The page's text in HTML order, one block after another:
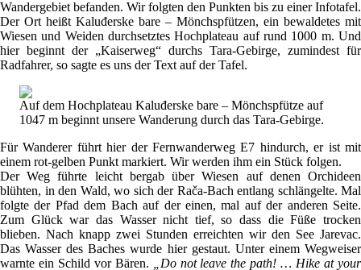
Wandergebiet befanden. Wir folgten den Punkten bis zu einer Infotafel.
Der Ort heißt Kaluđerske bare – Mönchspfützen, ein bewaldetes mit
Wiesen und Weiden durchsetztes Hochplateau auf rund 1000 m. Und
hier beginnt der „Kaiserweg“ durchs Tara-Gebirge, zumindest für
Radfahrer, so sagte es uns der Text auf der Tafel.
Auf dem Hochplateau Kaluđerske bare – Mönchspfütze auf
1047 m beginnt unsere Wanderung durch das Tara-Gebirge.
Für Wanderer führt hier der Fernwanderweg E7 hindurch, er ist mit
einem rot-gelben Punkt markiert. Wir werden ihm ein Stück folgen.
Der Weg führte leicht bergab über Wiesen auf denen Orchideen
blühten, in den Wald, wo sich der Rača-Bach entlang schlängelte. Mal
folgte der Pfad dem Bach auf der einen, mal auf der anderen Seite.
Zum Glück war das Wasser nicht tief, so dass die Füße trocken
blieben. Nach knapp zwei Stunden erreichten wir den See Jarevac.
Das Wasser des Baches wurde hier gestaut. Unter einem Wegweiser
warnte ein Schild vor Bären.
„Do not leave the path! … Hike at your